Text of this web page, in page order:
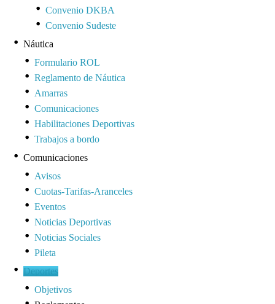
Convenio DKBA
Convenio Sudeste
Náutica
Formulario ROL
Reglamento de Náutica
Amarras
Comunicaciones
Habilitaciones Deportivas
Trabajos a bordo
Comunicaciones
Avisos
Cuotas-Tarifas-Aranceles
Eventos
Noticias Deportivas
Noticias Sociales
Pileta
Deportes
Objetivos